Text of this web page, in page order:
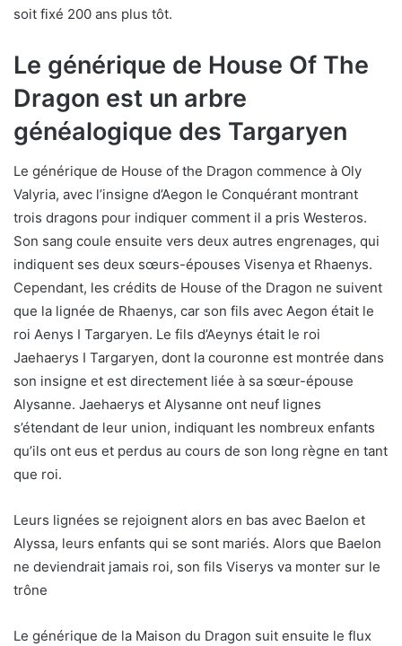
soit fixé 200 ans plus tôt.
Le générique de House Of The
Dragon est un arbre
généalogique des Targaryen
Le générique de House of the Dragon commence à Oly
Valyria, avec l’insigne d’Aegon le Conquérant montrant
trois dragons pour indiquer comment il a pris Westeros.
Son sang coule ensuite vers deux autres engrenages, qui
indiquent ses deux sœurs-épouses Visenya et Rhaenys.
Cependant, les crédits de House of the Dragon ne suivent
que la lignée de Rhaenys, car son fils avec Aegon était le
roi Aenys I Targaryen. Le fils d’Aeynys était le roi
Jaehaerys I Targaryen, dont la couronne est montrée dans
son insigne et est directement liée à sa sœur-épouse
Alysanne. Jaehaerys et Alysanne ont neuf lignes
s’étendant de leur union, indiquant les nombreux enfants
qu’ils ont eus et perdus au cours de son long règne en tant
que roi.
Leurs lignées se rejoignent alors en bas avec Baelon et
Alyssa, leurs enfants qui se sont mariés. Alors que Baelon
ne deviendrait jamais roi, son fils Viserys va monter sur le
trône
Le générique de la Maison du Dragon suit ensuite le flux